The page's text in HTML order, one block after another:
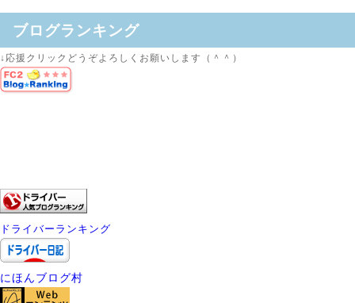
ブログランキング
↓応援クリックどうぞよろしくお願いします（＾＾）
ドライバーランキング
にほんブログ村